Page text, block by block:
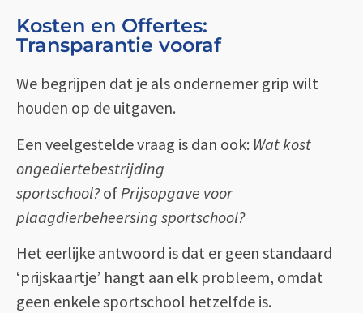
Kosten en Offertes:
Transparantie vooraf
We begrijpen dat je als ondernemer grip wilt
houden op de uitgaven.
Een veelgestelde vraag is dan ook: Wat kost
ongediertebestrijding
sportschool?of Prijsopgave voor
plaagdierbeheersing sportschool?
Het eerlijke antwoord is dat er geen standaard
‘prijskaartje’ hangt aan elk probleem, omdat
geen enkele sportschool hetzelfde is.